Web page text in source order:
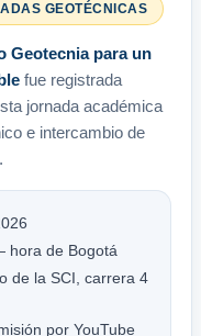
GEOTÉCNICAS
Geotecnia para un
fue registrada
jornada académica
e intercambio de
hora de Bogotá
de la SCI, carrera 4
por YouTube